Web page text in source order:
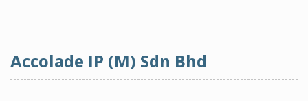
Accolade IP (M) Sdn Bhd